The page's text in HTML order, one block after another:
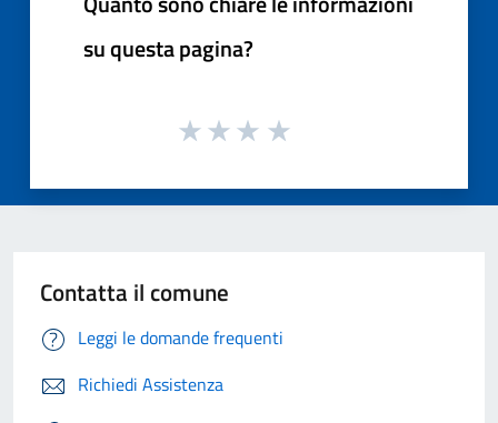
su questa pagina?
Contatta il comune
Leggi le domande frequenti
Richiedi Assistenza